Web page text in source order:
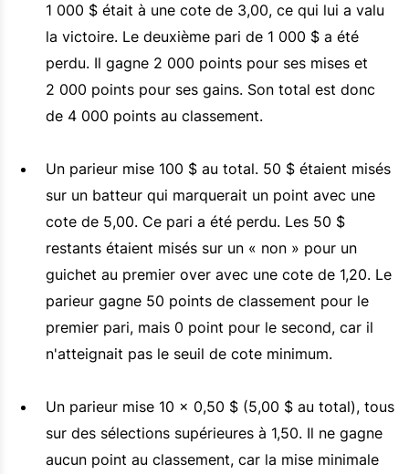
1 000 $ était à une cote de 3,00, ce qui lui a valu
la victoire. Le deuxième pari de 1 000 $ a été
perdu. Il gagne 2 000 points pour ses mises et
2 000 points pour ses gains. Son total est donc
de 4 000 points au classement.
Un parieur mise 100 $ au total. 50 $ étaient misés
sur un batteur qui marquerait un point avec une
cote de 5,00. Ce pari a été perdu. Les 50 $
restants étaient misés sur un « non » pour un
guichet au premier over avec une cote de 1,20. Le
parieur gagne 50 points de classement pour le
premier pari, mais 0 point pour le second, car il
n'atteignait pas le seuil de cote minimum.
Un parieur mise 10 x 0,50 $ (5,00 $ au total), tous
sur des sélections supérieures à 1,50. Il ne gagne
aucun point au classement, car la mise minimale